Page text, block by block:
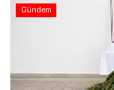
Gündem